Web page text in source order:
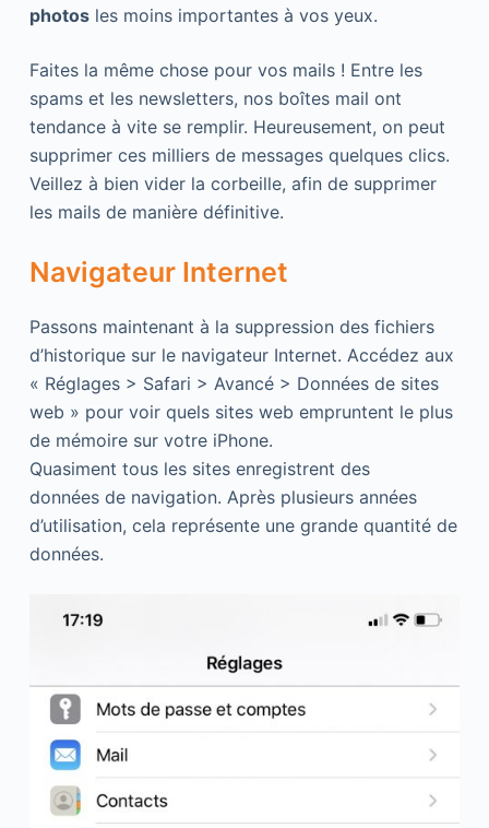
photosles moins importantes à vos yeux.
Faites la même chose pour vos mails ! Entre les
spams et les newsletters, nos boîtes mail ont
tendance à vite se remplir. Heureusement, on peut
supprimer ces milliers de messages quelques clics.
Veillez à bien vider la corbeille, afin de supprimer
les mails de manière définitive.
Navigateur Internet
Passons maintenant à la suppression des fichiers
d’historique sur le navigateur Internet. Accédez aux
« Réglages > Safari > Avancé > Données de sites
web » pour voir quels sites web empruntent le plus
de mémoire sur votre iPhone.
Quasiment tous les sites enregistrent des
données de navigation. Après plusieurs années
d’utilisation, cela représente une grande quantité de
données.